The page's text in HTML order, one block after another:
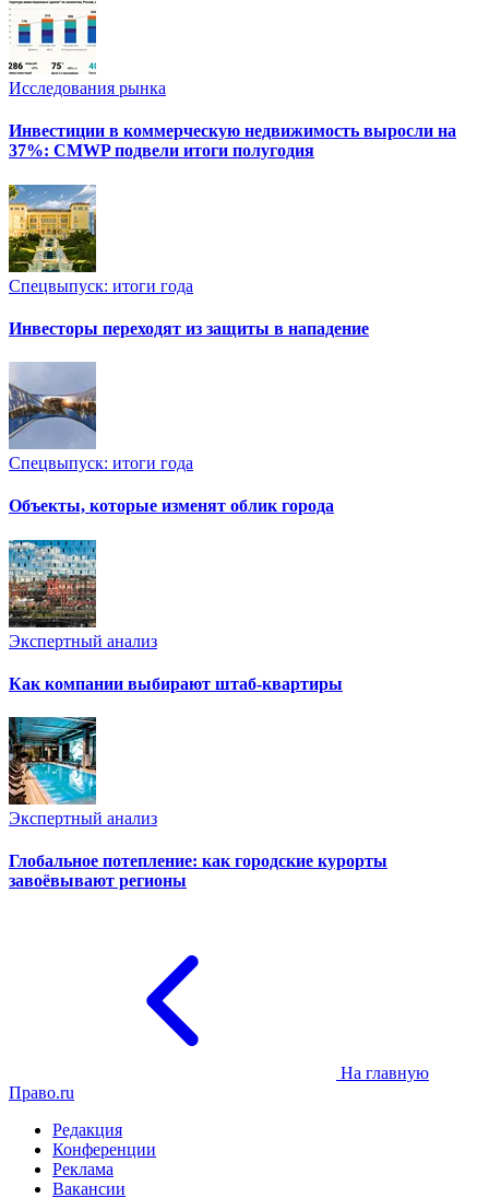
Исследования рынка
Инвестиции в коммерческую недвижимость выросли на
37%: CMWP подвели итоги полугодия
Спецвыпуск: итоги года
Инвесторы переходят из защиты в нападение
Спецвыпуск: итоги года
Объекты, которые изменят облик города
Экспертный анализ
Как компании выбирают штаб-квартиры
Экспертный анализ
Глобальное потепление: как городские курорты
завоёвывают регионы
На главную
Право.ru
Редакция
Конференции
Реклама
Вакансии